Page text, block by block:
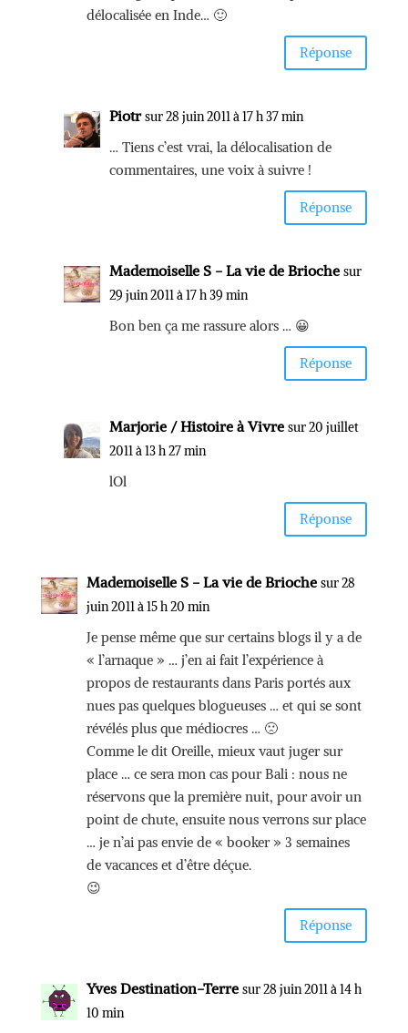
délocalisée en Inde… 🙂
Réponse
Piotr sur 28 juin 2011 à 17 h 37 min
… Tiens c’est vrai, la délocalisation de
commentaires, une voix à suivre !
Réponse
Mademoiselle S - La vie de Brioche sur
29 juin 2011 à 17 h 39 min
Bon ben ça me rassure alors … 😀
Réponse
Marjorie / Histoire à Vivre sur 20 juillet
2011 à 13 h 27 min
lOl
Réponse
Mademoiselle S - La vie de Brioche sur 28
juin 2011 à 15 h 20 min
Je pense même que sur certains blogs il y a de
« l’arnaque » … j’en ai fait l’expérience à
propos de restaurants dans Paris portés aux
nues pas quelques blogueuses … et qui se sont
révélés plus que médiocres … 🙁
Comme le dit Oreille, mieux vaut juger sur
place … ce sera mon cas pour Bali : nous ne
réservons que la première nuit, pour avoir un
point de chute, ensuite nous verrons sur place
… je n’ai pas envie de « booker » 3 semaines
de vacances et d’être déçue.
😉
Réponse
Yves Destination-Terre sur 28 juin 2011 à 14 h
10 min